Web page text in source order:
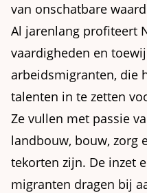
van onschatbare
Al jarenlang profiteert
vaardigheden en
arbeidsmigranten, die
talenten in te zetten
Ze vullen met passie
landbouw, bouw, zorg
tekorten zijn. De inzet
migranten dragen bij